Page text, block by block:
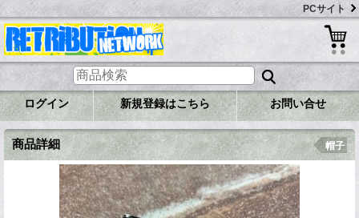
PCサイト
ログイン 新規登録はこちら お問い合せ
商品詳細 帽子